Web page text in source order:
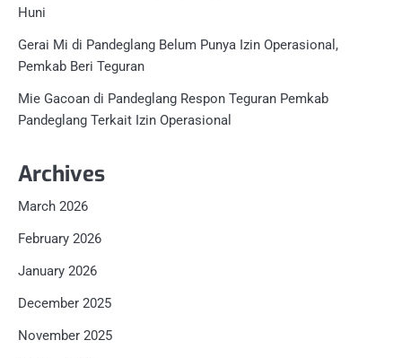
Huni
Gerai Mi di Pandeglang Belum Punya Izin Operasional,
Pemkab Beri Teguran
Mie Gacoan di Pandeglang Respon Teguran Pemkab
Pandeglang Terkait Izin Operasional
Archives
March 2026
February 2026
January 2026
December 2025
November 2025